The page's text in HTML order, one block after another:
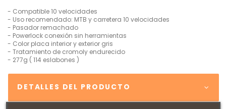
- Compatible 10 velocidades
- Uso recomendado: MTB y carretera 10 velocidades
- Pasador remachado
- Powerlock conexión sin herramientas
- Color placa interior y exterior gris
- Tratamiento de cromoly endurecido
- 277g ( 114 eslabones )
DETALLES DEL PRODUCTO